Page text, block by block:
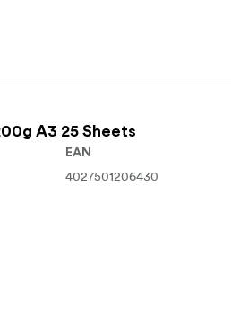
A3 25 Sheets
EAN
4027501206430